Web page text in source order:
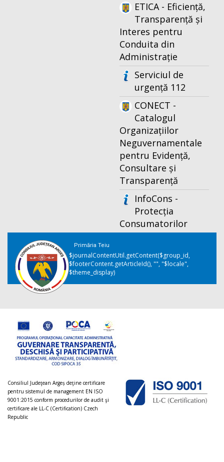
ETICA - Eficiență,
Transparență și
Interes pentru
Conduita din
Administrație
Serviciul de
urgență 112
CONECT -
Catalogul
Organizațiilor
Neguvernamentale
pentru Evidență,
Consultare și
Transparență
InfoCons -
Protecția
Consumatorilor
Primăria Teiu
$journalContentUtil.getContent($group_id,
$footerContent.getArticleId(), "", "$locale",
$theme_display)
Consiliul Judeţean Argeș deţine certificare
pentru sistemul de management EN ISO
9001:2015 conform procedurilor de audit şi
certificare ale LL-C (Certification) Czech
Republic